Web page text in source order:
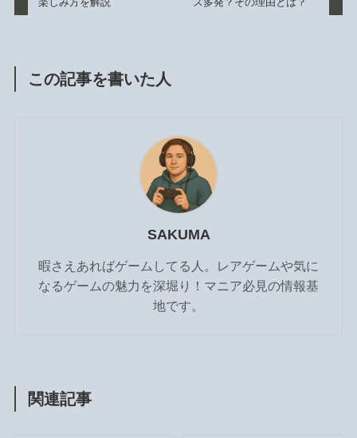
この記事を書いた人
SAKUMA
暇さえあればゲームしてる人。レアゲームや気に
なるゲームの魅力を深堀り！マニア必見の情報基
地です。
関連記事